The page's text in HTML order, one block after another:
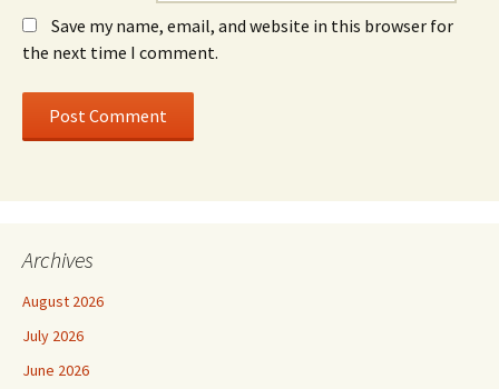
Save my name, email, and website in this browser for
the next time I comment.
Archives
August 2026
July 2026
June 2026